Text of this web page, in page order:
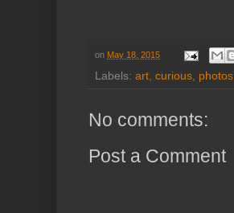
on May 18, 2015
Labels: art, curious, photos
No comments:
Post a Comment